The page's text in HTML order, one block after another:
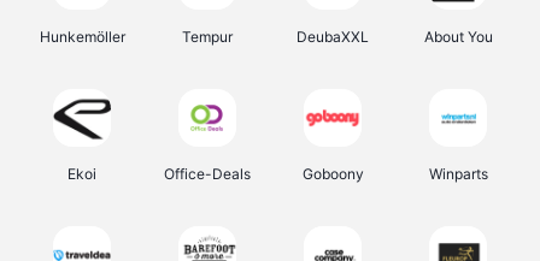
Hunkemöller Tempur DeubaXXL About You
Ekoi Office-Deals Goboony Winparts